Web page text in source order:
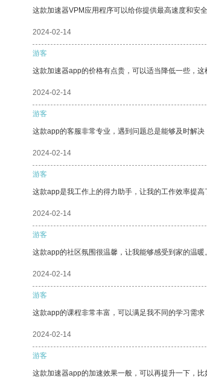
这款加速器VPM应用程序可以给你提供最高速度和安全
2024-02-14
游客
这款加速器app的价格有点贵，可以适当降低一些，这
2024-02-14
游客
这款app的客服非常专业，遇到问题总是能够及时解决
2024-02-14
游客
这款app是我工作上的得力助手，让我的工作效率提高
2024-02-14
游客
这款app的社区氛围很温馨，让我能够感受到家的温暖。
2024-02-14
游客
这款app的课程非常丰富，可以满足我不同的学习需求
2024-02-14
游客
这款加速器app的加速效果一般，可以再提升一下，比